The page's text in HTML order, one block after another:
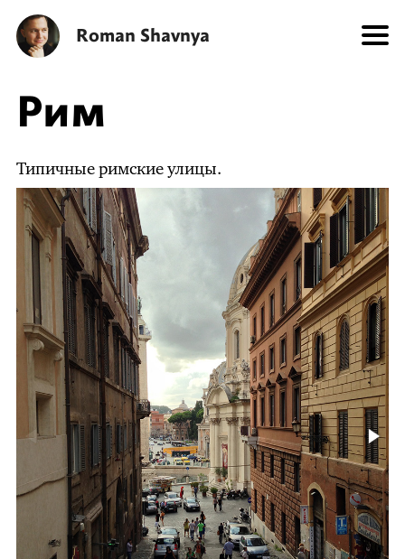
Roman Shavnya
Рим
Типичные римские улицы.